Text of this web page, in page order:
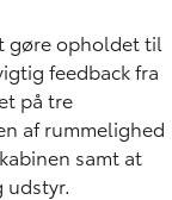
gøre opholdet til
feedback fra
på tre
af rummelighed
samt at
udstyr.